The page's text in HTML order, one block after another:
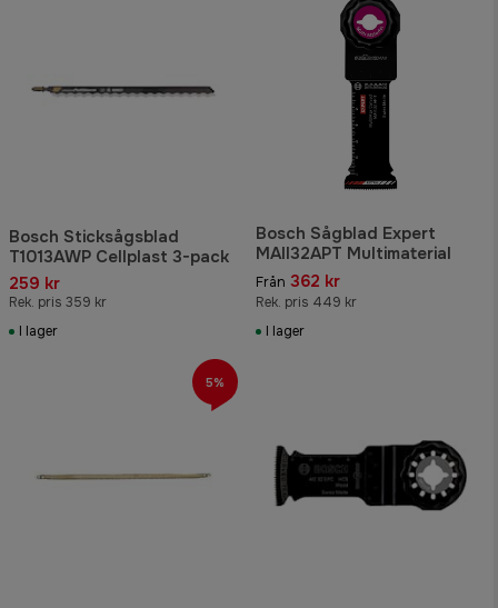
Bosch Sticksågsblad
T1013AWP Cellplast 3-pack
259 kr
Rek. pris 359 kr
I lager
Bosch Sågblad Expert
MAII32APT Multimaterial
Från 362 kr
Rek. pris 449 kr
I lager
5%